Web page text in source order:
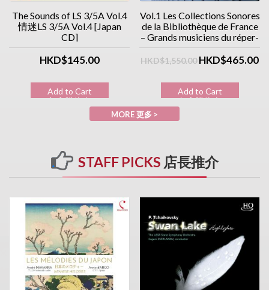
The Sounds of LS 3/5A Vol.4
情迷LS 3/5A Vol.4 [Japan
CD]
HKD$145.00
Add to Cart
加入購物車
Vol.1 Les Collections Sonores
de la Bibliothèque de France
– Grands musiciens du réper-
toire classique (10CD優惠價)
HKD$1,550.00 HKD$465.00
Add to Cart
加入購物車
MORE 更多 >
STAFF PICKS 店長推介